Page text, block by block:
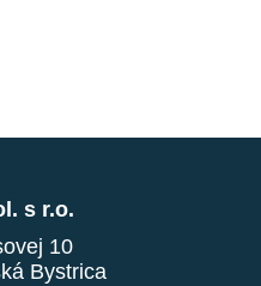
s r.o.
10
Bystrica